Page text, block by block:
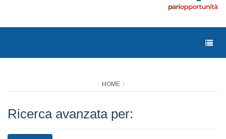
HOME
Ricerca avanzata per: